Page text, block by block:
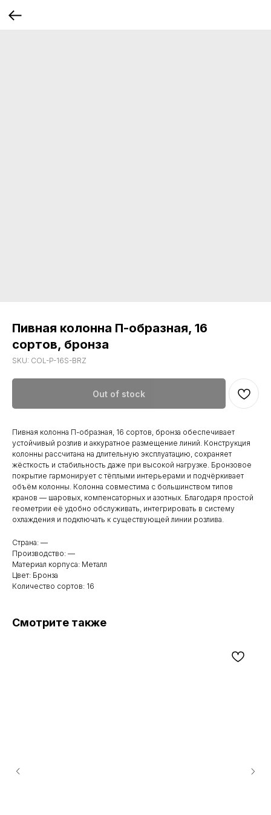
Пивная колонна П-образная, 16
сортов, бронза
SKU: COL-P-16S-BRZ
Out of stock
Пивная колонна П-образная, 16 сортов, бронза обеспечивает
устойчивый розлив и аккуратное размещение линий. Конструкция
колонны рассчитана на длительную эксплуатацию, сохраняет
жёсткость и стабильность даже при высокой нагрузке. Бронзовое
покрытие гармонирует с тёплыми интерьерами и подчёркивает
объём колонны. Колонна совместима с большинством типов
кранов — шаровых, компенсаторных и азотных. Благодаря простой
геометрии её удобно обслуживать, интегрировать в систему
охлаждения и подключать к существующей линии розлива.
Страна: —
Производство: —
Материал корпуса: Металл
Цвет: Бронза
Количество сортов: 16
Смотрите также